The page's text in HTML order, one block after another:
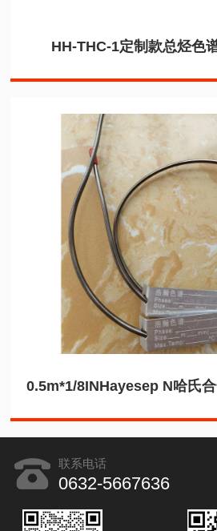
HH-THC-1定制款总烃色
0.5m*1/8INHayesep N哈氏
联系电话
0632-5667636